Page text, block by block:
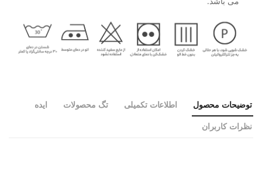
توضیحات محصول اطلاعات تکمیلی تگ محصولات ایده
نظرات کاربران